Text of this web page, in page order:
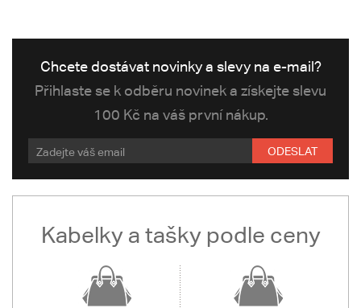
Chcete dostávat novinky a slevy na e-mail?
Přihlaste se k odběru novinek a získejte slevu
100 Kč na váš první nákup.
ODESLAT
Kabelky a tašky podle ceny